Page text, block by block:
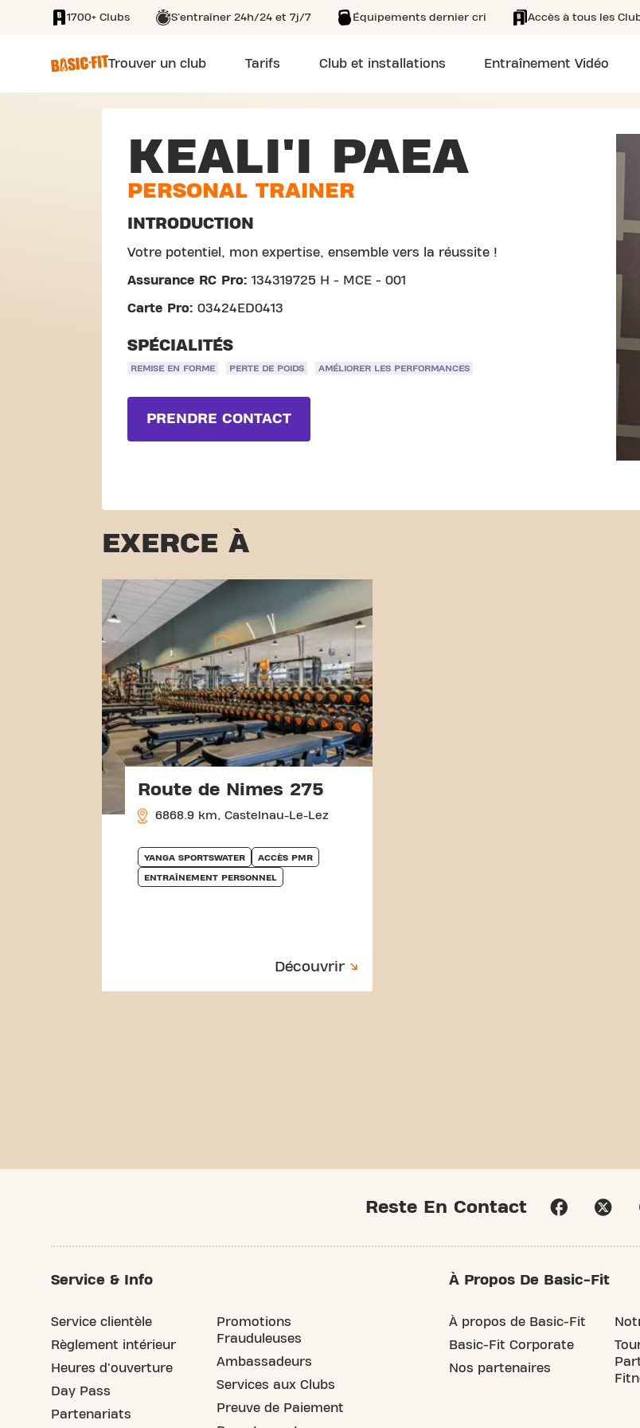
SKIP TO MAIN CONTENT
1700+ Clubs S'entraîner 24h/24 et 7j/7 Équipements dernier cri Accès à tous les
Trouver un club Tarifs Club et installations Entraînement Vidéo
KEALI'I PAEA
PERSONAL TRAINER
INTRODUCTION
Votre potentiel, mon expertise, ensemble vers la réussite !
Assurance RC Pro: 134319725 H - MCE - 001
Carte Pro: 03424ED0413
SPÉCIALITÉS
REMISE EN FORME PERTE DE POIDS AMÉLIORER LES PERFORMANCES
PRENDRE CONTACT
EXERCE À
Route de Nimes 275
6868.9 km, Castelnau-Le-Lez
YANGA SPORTSWATER ACCÈS PMR
ENTRAÎNEMENT PERSONNEL
Découvrir
Reste En Contact
Service & Info
Service clientèle
Règlement intérieur
Heures d'ouverture
Day Pass
Partenariats
Promotions
Frauduleuses
Ambassadeurs
Services aux Clubs
Preuve de Paiement
À Propos De Basic-Fit
À propos de Basic-Fit
Basic-Fit Corporate
Nos partenaires